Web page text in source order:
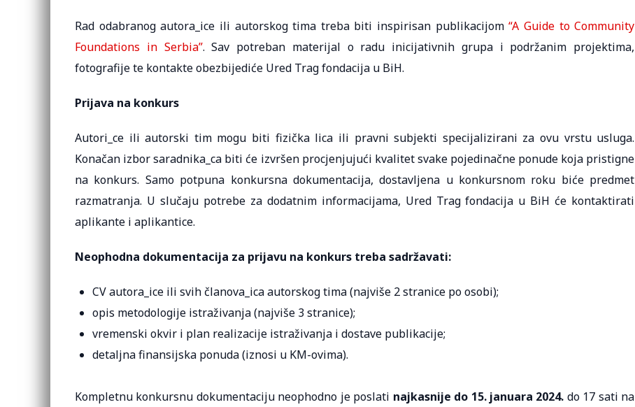
Rad odabranog autora_ice ili autorskog tima treba biti inspirisan publikacijom“A Guide to Community
Foundations in Serbia”. Sav potreban materijal o radu inicijativnih grupa i podržanim projektima,
fotografije te kontakte obezbijediće Ured Trag fondacija u BiH.
Prijava na konkurs
Autori_ce ili autorski tim mogu biti fizička lica ili pravni subjekti specijalizirani za ovu vrstu usluga.
Konačan izbor saradnika_ca biti će izvršen procjenjujući kvalitet svake pojedinačne ponude koja pristigne
na konkurs. Samo potpuna konkursna dokumentacija, dostavljena u konkursnom roku biće predmet
razmatranja. U slučaju potrebe za dodatnim informacijama, Ured Trag fondacija u BiH će kontaktirati
aplikante i aplikantice.
Neophodna dokumentacija za prijavu na konkurs treba sadržavati:
CV autora_ice ili svih članova_ica autorskog tima (najviše 2 stranice po osobi);
opis metodologije istraživanja (najviše 3 stranice);
vremenski okvir i plan realizacije istraživanja i dostave publikacije;
detaljna finansijska ponuda (iznosi u KM-ovima).
Kompletnu konkursnu dokumentaciju neophodno je poslati najkasnije do 15. januara 2024. do 17 sati na